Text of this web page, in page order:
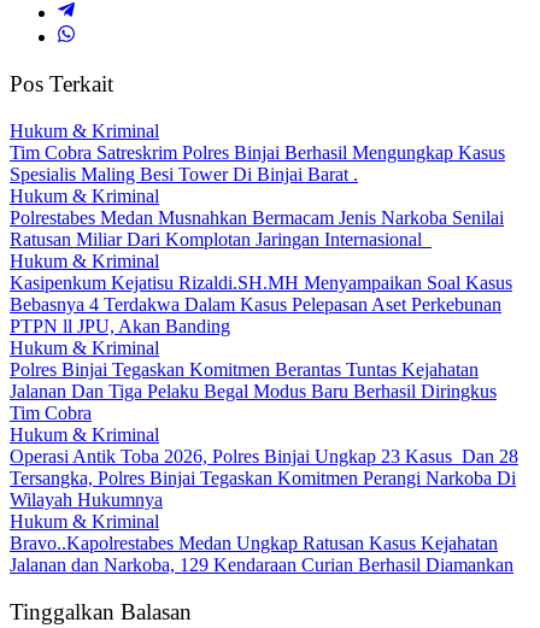
Pos Terkait
Hukum & Kriminal
Tim Cobra Satreskrim Polres Binjai Berhasil Mengungkap Kasus
Spesialis Maling Besi Tower Di Binjai Barat .
Hukum & Kriminal
Polrestabes Medan Musnahkan Bermacam Jenis Narkoba Senilai
Ratusan Miliar Dari Komplotan Jaringan Internasional
Hukum & Kriminal
Kasipenkum Kejatisu Rizaldi.SH.MH Menyampaikan Soal Kasus
Bebasnya 4 Terdakwa Dalam Kasus Pelepasan Aset Perkebunan
PTPN ll JPU, Akan Banding
Hukum & Kriminal
Polres Binjai Tegaskan Komitmen Berantas Tuntas Kejahatan
Jalanan Dan Tiga Pelaku Begal Modus Baru Berhasil Diringkus
Tim Cobra
Hukum & Kriminal
Operasi Antik Toba 2026, Polres Binjai Ungkap 23 Kasus Dan 28
Tersangka, Polres Binjai Tegaskan Komitmen Perangi Narkoba Di
Wilayah Hukumnya
Hukum & Kriminal
Bravo..Kapolrestabes Medan Ungkap Ratusan Kasus Kejahatan
Jalanan dan Narkoba, 129 Kendaraan Curian Berhasil Diamankan
Tinggalkan Balasan